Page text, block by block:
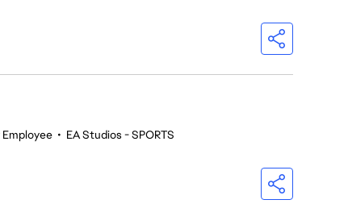
• EA Studios - SPORTS